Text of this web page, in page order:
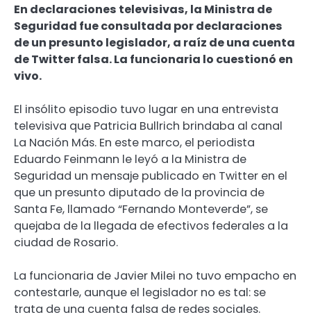
En declaraciones televisivas, la Ministra de
Seguridad fue consultada por declaraciones
de un presunto legislador, a raíz de una cuenta
de Twitter falsa. La funcionaria lo cuestionó en
vivo.
El insólito episodio tuvo lugar en una entrevista
televisiva que Patricia Bullrich brindaba al canal
La Nación Más. En este marco, el periodista
Eduardo Feinmann le leyó a la Ministra de
Seguridad un mensaje publicado en Twitter en el
que un presunto diputado de la provincia de
Santa Fe, llamado “Fernando Monteverde”, se
quejaba de la llegada de efectivos federales a la
ciudad de Rosario.
La funcionaria de Javier Milei no tuvo empacho en
contestarle, aunque el legislador no es tal: se
trata de una cuenta falsa de redes sociales.